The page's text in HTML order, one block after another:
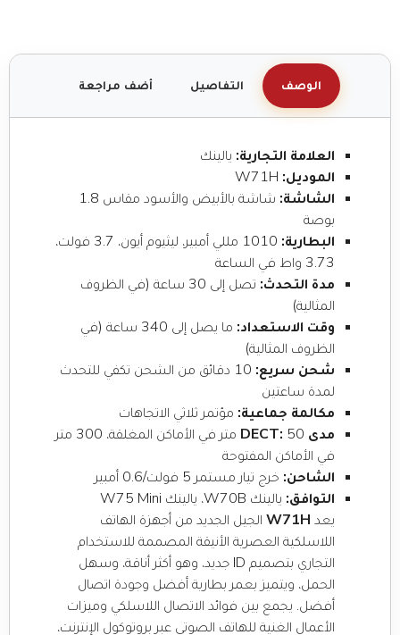
الوصف التفاصيل أضف مراجعة
العلامة التجارية: يالينك
الموديل:
الشاشة:
شاشة بالأبيض والأسود مقاس 1.8
بوصة
البطارية:
1010 مللي أمبير، ليثيوم أيون، 3.7 فولت،
3.73 واط في الساعة
مدة التحدث:
تصل إلى 30 ساعة (في الظروف
المثالية)
وقت الاستعداد:
ما يصل إلى 340 ساعة (في
الظروف المثالية)
شحن سريع:
10 دقائق من الشحن تكفي للتحدث
لمدة ساعتين
مكالمة جماعية: مؤتمر ثلاثي الاتجاهات
مدى DECT:
50 متر في الأماكن المغلقة، 300 متر
في الأماكن المفتوحة
الشاحن: خرج تيار مستمر 5 فولت/0.6 أمبير
التوافق: يالينك W70B، يالينك W75 Mini
يعد W71H الجيل الجديد من أجهزة الهاتف
اللاسلكية العصرية الأنيقة المصممة للاستخدام
التجاري بتصميم ID جديد، وهو أكثر أناقة، وسهل
الحمل، ويتميز بعمر بطارية أفضل وجودة اتصال
أفضل. يجمع بين فوائد الاتصال اللاسلكي وميزات
الأعمال الغنية للهاتف الصوتي عبر بروتوكول الإنترنت،